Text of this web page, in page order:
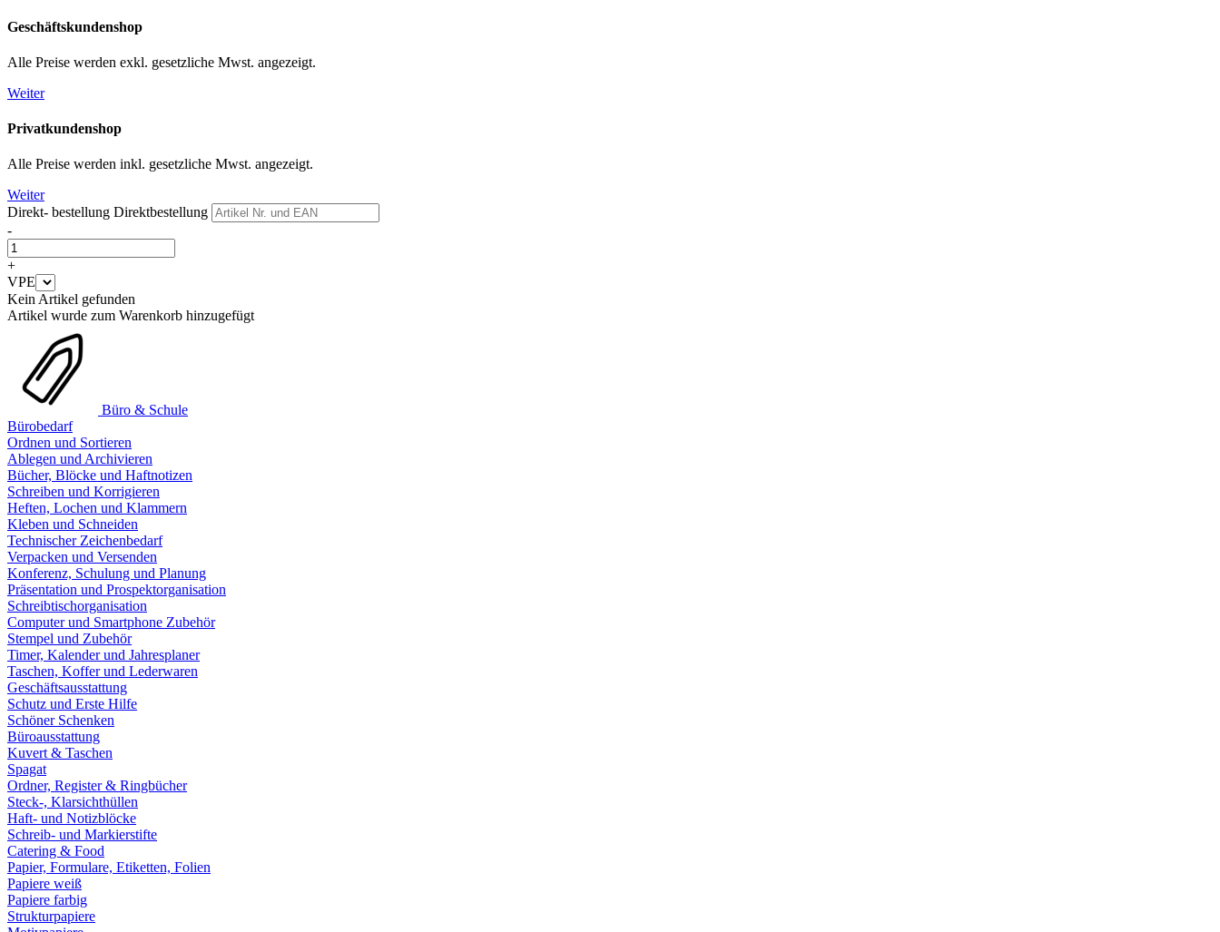
Geschäftskundenshop
Alle Preise werden exkl. gesetzliche Mwst. angezeigt.
Weiter
Privatkundenshop
Alle Preise werden inkl. gesetzliche Mwst. angezeigt.
Weiter
Direkt- bestellung Direktbestellung
-
+
VPE
Kein Artikel gefunden
Artikel wurde zum Warenkorb hinzugefügt
Büro & Schule
Bürobedarf
Ordnen und Sortieren
Ablegen und Archivieren
Bücher, Blöcke und Haftnotizen
Schreiben und Korrigieren
Heften, Lochen und Klammern
Kleben und Schneiden
Technischer Zeichenbedarf
Verpacken und Versenden
Konferenz, Schulung und Planung
Präsentation und Prospektorganisation
Schreibtischorganisation
Computer und Smartphone Zubehör
Stempel und Zubehör
Timer, Kalender und Jahresplaner
Taschen, Koffer und Lederwaren
Geschäftsausstattung
Schutz und Erste Hilfe
Schöner Schenken
Büroausstattung
Kuvert & Taschen
Spagat
Ordner, Register & Ringbücher
Steck-, Klarsichthüllen
Haft- und Notizblöcke
Schreib- und Markierstifte
Catering & Food
Papier, Formulare, Etiketten, Folien
Papiere weiß
Papiere farbig
Strukturpapiere